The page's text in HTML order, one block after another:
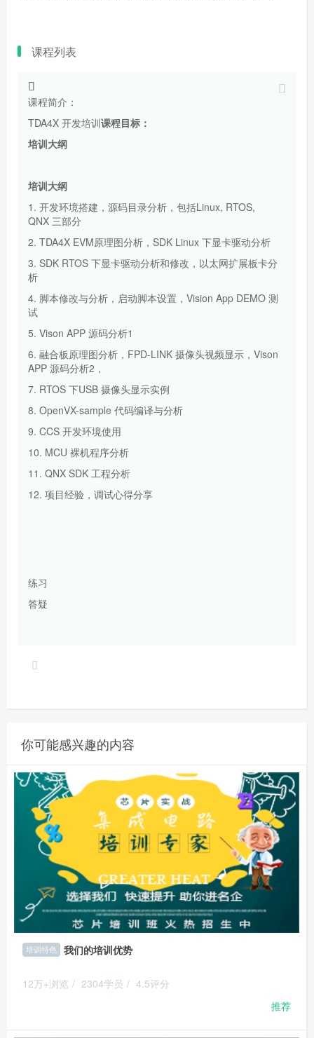
课程列表
课程简介：
TDA4X 开发培训课程目标：
培训大纲
培训大纲
1. 开发环境搭建，源码目录分析，包括Linux, RTOS,
QNX 三部分
2. TDA4X EVM原理图分析，SDK Linux 下显卡驱动分析
3. SDK RTOS 下显卡驱动分析和修改，以太网扩展板卡分
析
4. 脚本修改与分析，启动脚本设置，Vision App DEMO 测
试
5. Vison APP 源码分析1
6. 融合板原理图分析，FPD-LINK 摄像头视频显示，Vison
APP 源码分析2，
7. RTOS 下USB 摄像头显示实例
8. OpenVX-sample 代码编译与分析
9. CCS 开发环境使用
10. MCU 裸机程序分析
11. QNX SDK 工程分析
12. 项目经验，调试心得分享
练习
答疑
你可能感兴趣的内容
培训特色 我们的培训优势
12万+浏览 / 2304学员 / 4.5评分
推荐